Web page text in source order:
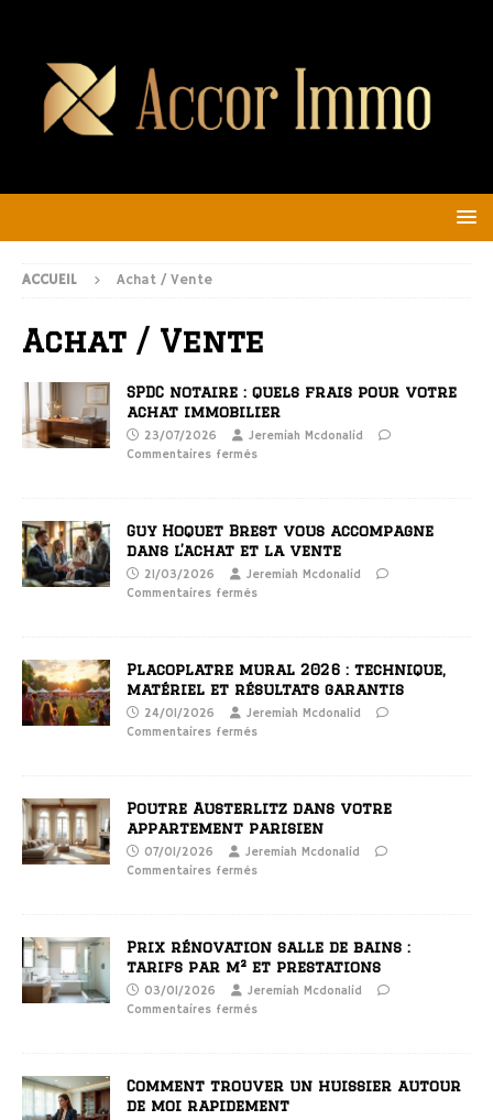
ACCUEIL Achat / Vente
Achat / Vente
SPDC notaire : quels frais pour votre
achat immobilier
23/07/2026
Jeremiah Mcdonalid
Commentaires fermés
Guy Hoquet Brest vous accompagne
dans l’achat et la vente
21/03/2026
Jeremiah Mcdonalid
Commentaires fermés
Placoplatre mural 2026 : technique,
matériel et résultats garantis
24/01/2026
Jeremiah Mcdonalid
Commentaires fermés
Poutre Austerlitz dans votre
appartement parisien
07/01/2026
Jeremiah Mcdonalid
Commentaires fermés
Prix rénovation salle de bains :
tarifs par m² et prestations
03/01/2026
Jeremiah Mcdonalid
Commentaires fermés
Comment trouver un huissier autour
de moi rapidement